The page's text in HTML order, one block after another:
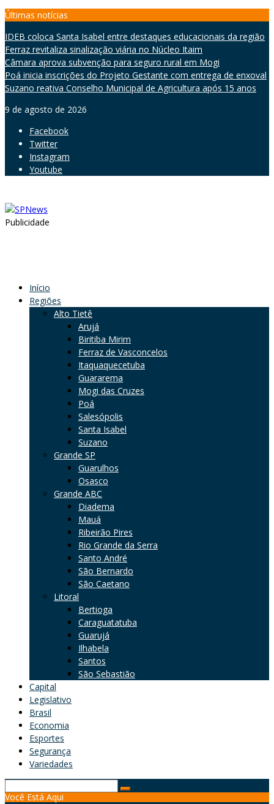
Skip
content
Últimas notícias
IDEB coloca Santa Isabel entre destaques educacionais da região
Ferraz revitaliza sinalização viária no Núcleo Itaim
Câmara aprova subvenção para seguro rural em Mogi
Poá inicia inscrições do Projeto Gestante com entrega de enxoval
Suzano reativa Conselho Municipal de Agricultura após 15 anos
9 de agosto de 2026
Facebook
Twitter
Instagram
Youtube
Publicidade
Início
Regiões
Alto Tietê
Arujá
Biritiba Mirim
Ferraz de Vasconcelos
Itaquaquecetuba
Guararema
Mogi das Cruzes
Poá
Salesópolis
Santa Isabel
Suzano
Grande SP
Guarulhos
Osasco
Grande ABC
Diadema
Mauá
Ribeirão Pires
Rio Grande da Serra
Santo André
São Bernardo
São Caetano
Litoral
Bertioga
Caraguatatuba
Guarujá
Ilhabela
Santos
São Sebastião
Capital
Legislativo
Brasil
Economia
Esportes
Segurança
Variedades
for:
Você Está Aqui